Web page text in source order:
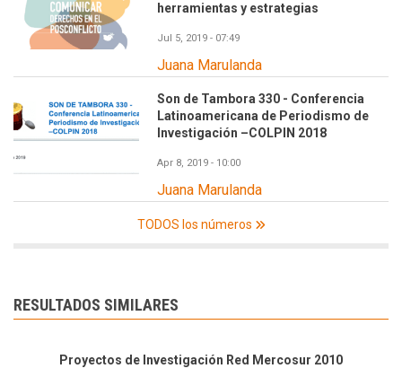
herramientas y estrategias
Jul 5, 2019 - 07:49
Juana Marulanda
Son de Tambora 330 - Conferencia
Latinoamericana de Periodismo de
Investigación –COLPIN 2018
Apr 8, 2019 - 10:00
Juana Marulanda
TODOS los números
RESULTADOS SIMILARES
Proyectos de Investigación Red Mercosur 2010